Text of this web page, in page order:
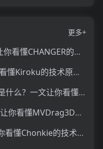
更多+
CHANGER是什么？一文让你看懂CHANGER的技术原理、主要功能、应用场景
Kiroku是什么？一文让你看懂Kiroku的技术原理、主要功能、应用场景
Vision Search Assistant是什么？一文让你看懂Vision Search Assistant的技术原理、主要功能、应用场景
MVDrag3D是什么？一文让你看懂MVDrag3D的技术原理、主要功能、应用场景
Chonkie是什么？一文让你看懂Chonkie的技术原理、主要功能、应用场景